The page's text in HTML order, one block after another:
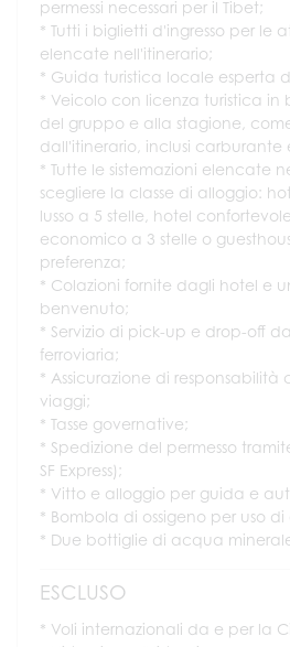
permessi necessari per il Tibet;
Tutti i biglietti d'ingresso per le
elencate nell'itinerario;
Guida turistica locale esperta
Veicolo con licenza turistica in
del gruppo e alla stagione,
dall'itinerario, inclusi carburante
Tutte le sistemazioni elencate
scegliere la classe di alloggio:
lusso a 5 stelle, hotel
economico a 3 stelle o
preferenza;
Colazioni fornite dagli hotel e
benvenuto;
Servizio di pick-up e drop-off
ferroviaria;
Assicurazione di responsabilità
viaggi;
Tasse governative;
Spedizione del permesso
SF Express);
Vitto e alloggio per guida e
Bombola di ossigeno per uso
Due bottiglie di acqua
ESCLUSO
Voli internazionali da e per la